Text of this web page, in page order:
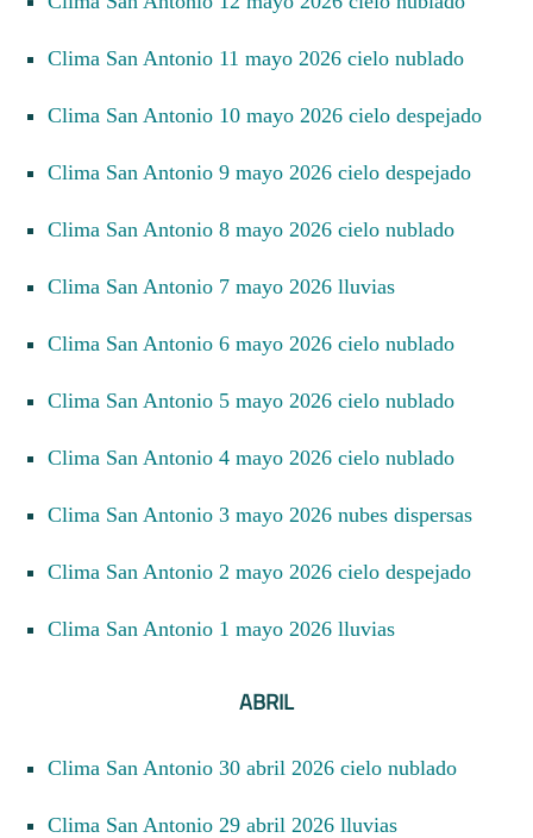
Clima San Antonio 11 mayo 2026 cielo nublado
Clima San Antonio 10 mayo 2026 cielo despejado
Clima San Antonio 9 mayo 2026 cielo despejado
Clima San Antonio 8 mayo 2026 cielo nublado
Clima San Antonio 7 mayo 2026 lluvias
Clima San Antonio 6 mayo 2026 cielo nublado
Clima San Antonio 5 mayo 2026 cielo nublado
Clima San Antonio 4 mayo 2026 cielo nublado
Clima San Antonio 3 mayo 2026 nubes dispersas
Clima San Antonio 2 mayo 2026 cielo despejado
Clima San Antonio 1 mayo 2026 lluvias
ABRIL
Clima San Antonio 30 abril 2026 cielo nublado
Clima San Antonio 29 abril 2026 lluvias